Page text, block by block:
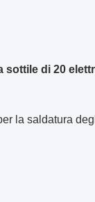
di 20
la saldatura